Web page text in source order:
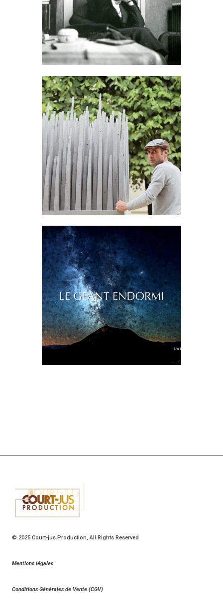
© 2025 Court-jus Production, All Rights Reserved
Mentions légales
Conditions Générales de Vente (CGV)